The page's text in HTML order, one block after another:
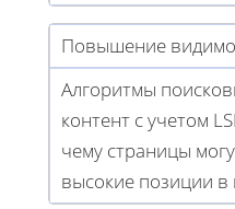
Повышение
Алгоритмы
контент с учетом
чему страницы
высокие позиции в